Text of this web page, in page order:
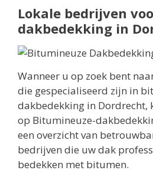
Lokale bedrijven
dakbedekking in
Wanneer u op zoek bent
die gespecialiseerd zijn in
dakbedekking in Dordrecht,
op Bitumineuze-
een overzicht van
bedrijven die uw dak
bedekken met bitumen.